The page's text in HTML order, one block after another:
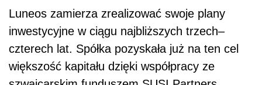
Luneos zamierza zrealizować swoje plany
inwestycyjne w ciągu najbliższych trzech–
czterech lat. Spółka pozyskała już na ten cel
większość kapitału dzięki współpracy ze